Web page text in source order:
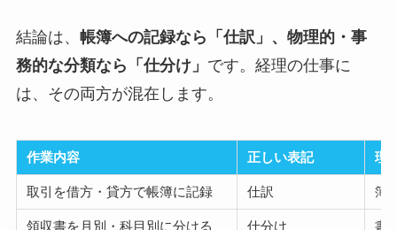
結論は、 帳簿への記録なら「仕訳」、物理的・事
務的な分類なら「仕分け」 です。経理の仕事に
は、その両方が混在します。
作業内容 正しい表記 理
取引を借方・貸方で帳簿に記録 仕訳 簿
領収書を月別・科目別に分ける 仕分け 書